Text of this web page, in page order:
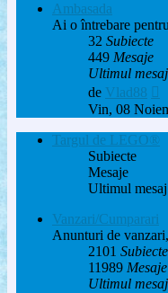
Ambasada
Ai o întrebare
32 Subiecte
449 Mesaje
Ultimul mesaj
de Vlad88
Vin, 08
Targul de LEGO®
Subiecte
Mesaje
Ultimul mesaj
Vanzari/Cumparari
Anunturi de
2101 Subiecte
11989 Mesaje
Ultimul mesaj